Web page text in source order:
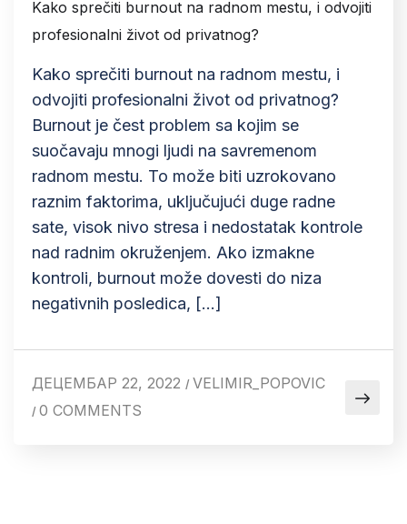
Kako sprečiti burnout na radnom mestu, i odvojiti
profesionalni život od privatnog?
Kako sprečiti burnout na radnom mestu, i
odvojiti profesionalni život od privatnog?
Burnout je čest problem sa kojim se
suočavaju mnogi ljudi na savremenom
radnom mestu. To može biti uzrokovano
raznim faktorima, uključujući duge radne
sate, visok nivo stresa i nedostatak kontrole
nad radnim okruženjem. Ako izmakne
kontroli, burnout može dovesti do niza
negativnih posledica, […]
ДЕЦЕМБАР 22, 2022 / VELIMIR_POPOVIC
/ 0 COMMENTS